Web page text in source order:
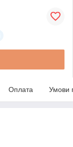
Оплата Умови